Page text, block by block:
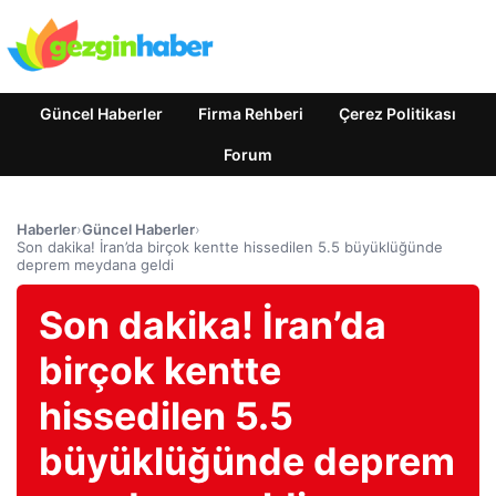
Güncel Haberler Firma Rehberi Çerez Politikası
Forum
Haberler›Güncel Haberler›
Son dakika! İran’da birçok kentte hissedilen 5.5 büyüklüğünde
deprem meydana geldi
Son dakika! İran’da
birçok kentte
hissedilen 5.5
büyüklüğünde deprem